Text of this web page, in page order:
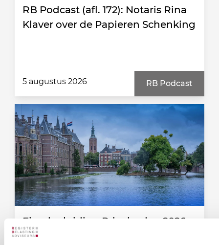
RB Podcast (afl. 172): Notaris Rina
Klaver over de Papieren Schenking
5 augustus 2026 RB Podcast
Fiscale duiding Prinsjesdag 2026